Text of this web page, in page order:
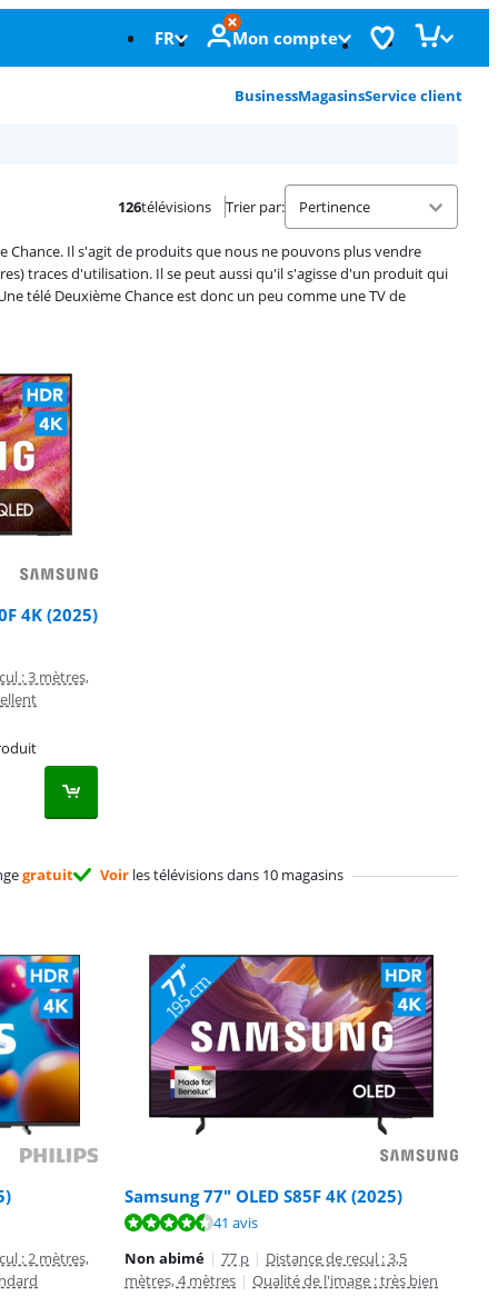
FR Mon compte
BusinessMagasinsService client
126télévisions Trier par:
Il s'agit de produits que nous ne pouvons plus vendre
traces d'utilisation. Il se peut aussi qu'il s'agisse d'un produit qui
télé Deuxième Chance est donc un peu comme une TV de
4K (2025)
: 3 mètres,
gratuit Voir les télévisions dans 10 magasins
: 2 mètres,
Samsung 77" OLED S85F 4K (2025)
41 avis
Non abimé | 77 p | Distance de recul : 3,5
mètres, 4 mètres | Qualité de l'image : très bien